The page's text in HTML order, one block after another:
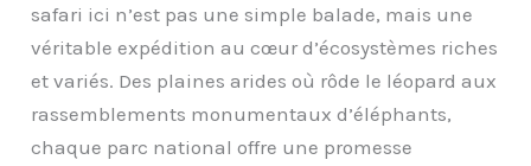
safari ici n’est pas une simple balade, mais une
véritable expédition au cœur d’écosystèmes riches
et variés. Des plaines arides où rôde le léopard aux
rassemblements monumentaux d’éléphants,
chaque parc national offre une promesse